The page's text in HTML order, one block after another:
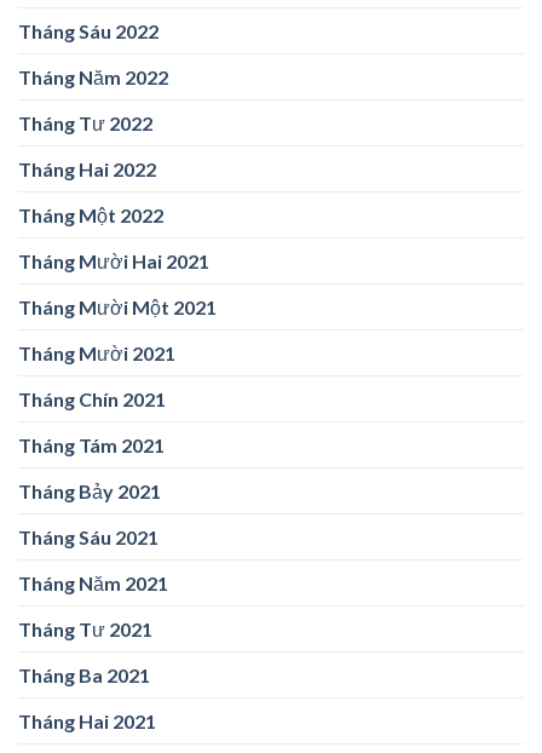
Tháng Sáu 2022
Tháng Năm 2022
Tháng Tư 2022
Tháng Hai 2022
Tháng Một 2022
Tháng Mười Hai 2021
Tháng Mười Một 2021
Tháng Mười 2021
Tháng Chín 2021
Tháng Tám 2021
Tháng Bảy 2021
Tháng Sáu 2021
Tháng Năm 2021
Tháng Tư 2021
Tháng Ba 2021
Tháng Hai 2021